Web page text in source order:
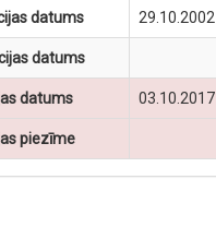
datums 29.10.2002
datums
datums 03.10.2017
piezīme